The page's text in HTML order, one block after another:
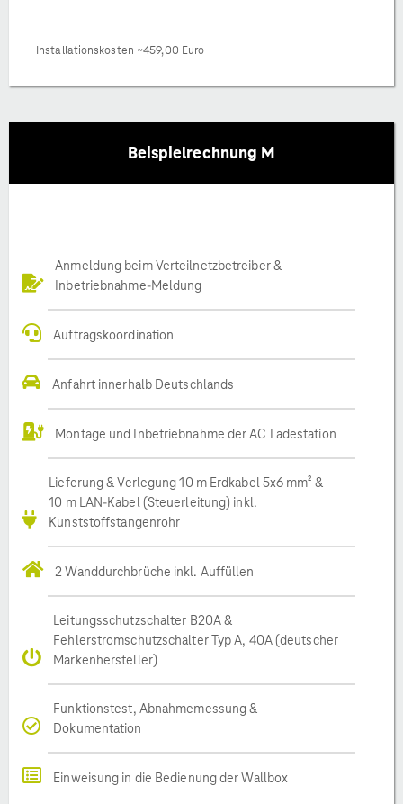
Installationskosten ~459,00 Euro
Beispielrechnung M
Anmeldung beim Verteilnetzbetreiber &
Inbetriebnahme-Meldung
Auftragskoordination
Anfahrt innerhalb Deutschlands
Montage und Inbetriebnahme der AC Ladestation
Lieferung & Verlegung 10 m Erdkabel 5x6 mm² &
10 m LAN-Kabel (Steuerleitung) inkl.
Kunststoffstangenrohr
2 Wanddurchbrüche inkl. Auffüllen
Leitungsschutzschalter B20A &
Fehlerstromschutzschalter Typ A, 40A (deutscher
Markenhersteller)
Funktionstest, Abnahmemessung &
Dokumentation
Einweisung in die Bedienung der Wallbox